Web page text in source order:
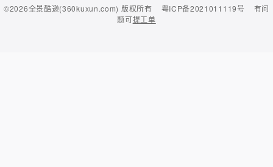
©2026全景酷逊(360kuxun.com) 版权所有 粤ICP备2021011119号
有问
题可提工单